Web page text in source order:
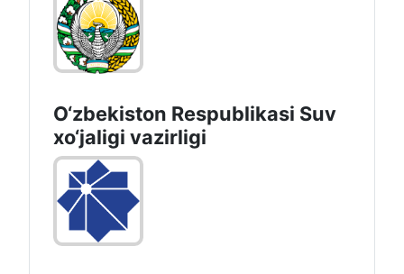
O‘zbekiston Respublikasi Suv
хo‘jaligi vazirligi